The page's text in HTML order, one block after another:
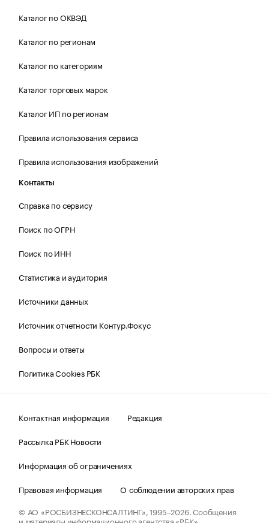
Каталог по ОКВЭД
Каталог по регионам
Каталог по категориям
Каталог торговых марок
Каталог ИП по регионам
Правила использования сервиса
Правила использования изображений
Контакты
Справка по сервису
Поиск по ОГРН
Поиск по ИНН
Статистика и аудитория
Источники данных
Источник отчетности Контур.Фокус
Вопросы и ответы
Политика Cookies РБК
Контактная информация
Редакция
Рассылка РБК Новости
Информация об ограничениях
Правовая информация
О соблюдении авторских прав
© АО «РОСБИЗНЕСКОНСАЛТИНГ»,1995–2026.Сообщения